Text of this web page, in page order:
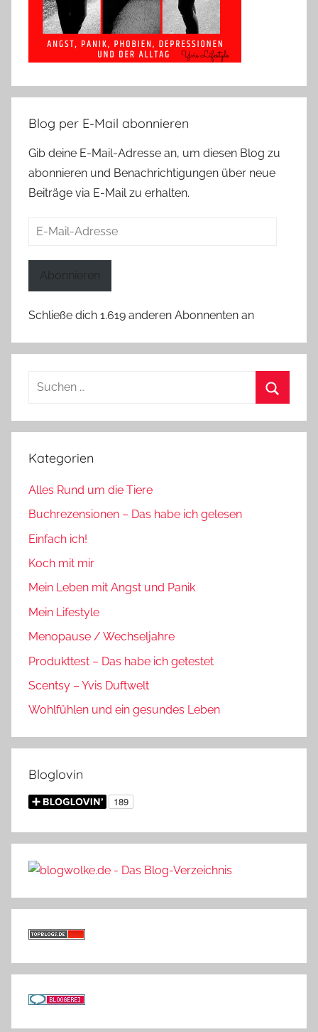
Blog per E-Mail abonnieren
Gib deine E-Mail-Adresse an, um diesen Blog zu
abonnieren und Benachrichtigungen über neue
Beiträge via E-Mail zu erhalten.
E-
Abonnieren
Schließe dich 1.619 anderen Abonnenten an
Suchen
Kategorien
Alles Rund um die Tiere
Buchrezensionen – Das habe ich gelesen
Einfach ich!
Koch mit mir
Mein Leben mit Angst und Panik
Mein Lifestyle
Menopause / Wechseljahre
Produkttest – Das habe ich getestet
Scentsy – Yvis Duftwelt
Wohlfühlen und ein gesundes Leben
Bloglovin